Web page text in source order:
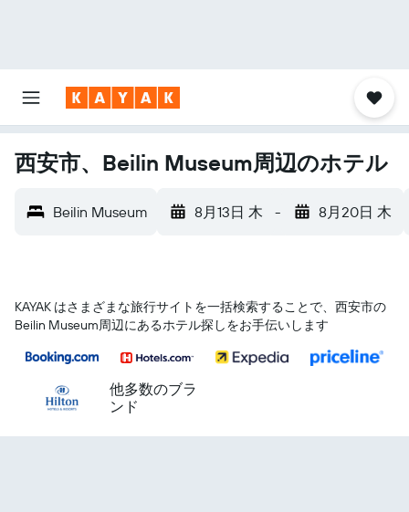
西安市、Beilin Museum周辺のホテル
Beilin Museum 8月13日 木 - 8月20日 木
KAYAK はさまざまな旅行サイトを一括検索することで、西安市​の
Beilin Museum​周辺にあるホテル探しをお手伝いします
他多数のブラ
ンド